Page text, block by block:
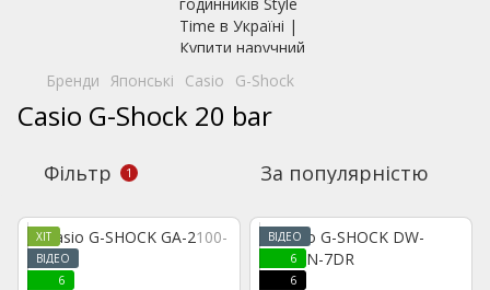
Бренди Японські Casio G-Shock
Casio G-Shock 20 bar
Фільтр 1 За популярністю
ХІТ
ВІДЕО
6
ВІДЕО
6
6